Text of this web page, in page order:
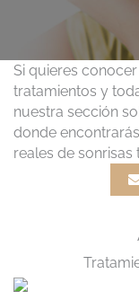
Si quieres
tratamientos y
nuestra sección
donde
reales de sonrisas